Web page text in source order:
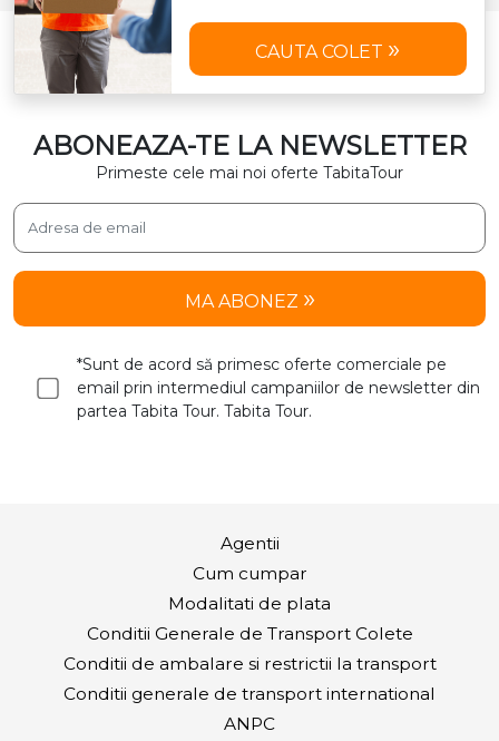
CAUTA COLET
ABONEAZA-TE LA NEWSLETTER
Primeste cele mai noi oferte TabitaTour
MA ABONEZ
*Sunt de acord să primesc oferte comerciale pe
email prin intermediul campaniilor de newsletter din
partea Tabita Tour. Tabita Tour.
Agentii
Cum cumpar
Modalitati de plata
Conditii Generale de Transport Colete
Conditii de ambalare si restrictii la transport
Conditii generale de transport international
ANPC